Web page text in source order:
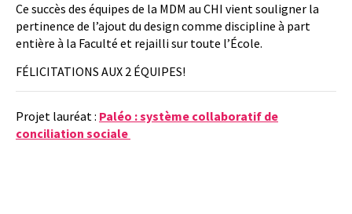
Ce succès des équipes de la MDM au CHI vient souligner la
pertinence de l’ajout du design comme discipline à part
entière à la Faculté et rejailli sur toute l’École.
FÉLICITATIONS AUX 2 ÉQUIPES!
Projet lauréat : Paléo : système collaboratif de
conciliation sociale